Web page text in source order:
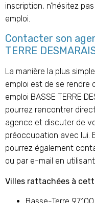
inscription, n’hésitez
emploi.
Contacter son
TERRE
La manière la plus
emploi est de se rendre
emploi BASSE TERRE
pourrez rencontrer
agence et discuter de
préoccupation avec lui.
pourrez également
ou par e-mail en
Villes rattachées à